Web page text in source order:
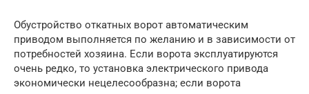
Обустройство откатных ворот автоматическим
приводом выполняется по желанию и в зависимости от
потребностей хозяина. Если ворота эксплуатируются
очень редко, то установка электрического привода
экономически нецелесообразна; если ворота